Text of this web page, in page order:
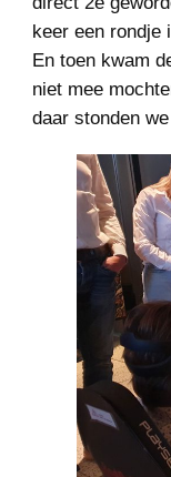
keer een rondje
En toen kwam
niet mee
daar stonden